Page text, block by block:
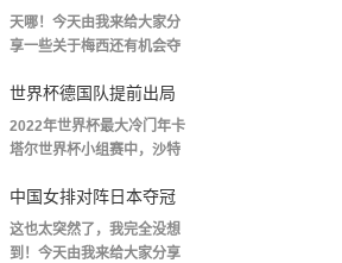
篇〗
〖梅老七什么梗〗
天哪！今天由我来给大家分
享一些关于梅西还有机会夺
世界杯德国队提前出局
吗,2018年世界杯德国战
2022年世界杯最大冷门年卡
塔尔世界杯小组赛中，沙特
中国女排对阵日本夺冠
了吗〖中国女排3 0复仇
这也太突然了，我完全没想
到！今天由我来给大家分享